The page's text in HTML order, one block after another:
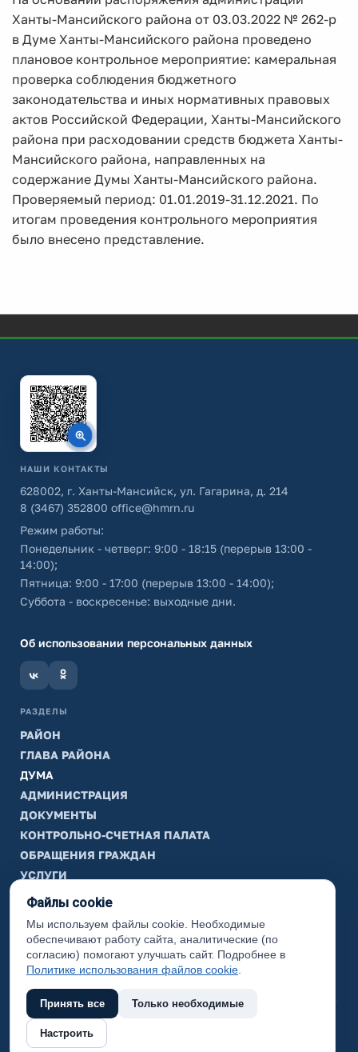
Ханты-Мансийского района от 03.03.2022 № 262-р
в Думе Ханты-Мансийского района проведено
плановое контрольное мероприятие: камеральная
проверка соблюдения бюджетного
законодательства и иных нормативных правовых
актов Российской Федерации, Ханты-Мансийского
района при расходовании средств бюджета Ханты-
Мансийского района, направленных на
содержание Думы Ханты-Мансийского района.
Проверяемый период: 01.01.2019-31.12.2021. По
итогам проведения контрольного мероприятия
было внесено представление.
НАШИ КОНТАКТЫ
628002, г. Ханты-Мансийск, ул. Гагарина, д. 214
8 (3467) 352800 office@hmrn.ru
Режим работы:
Понедельник - четверг: 9:00 - 18:15 (перерыв 13:00 -
14:00);
Пятница: 9:00 - 17:00 (перерыв 13:00 - 14:00);
Суббота - воскресенье: выходные дни.
Об использовании персональных данных
РАЗДЕЛЫ
РАЙОН
ГЛАВА РАЙОНА
ДУМА
АДМИНИСТРАЦИЯ
ДОКУМЕНТЫ
КОНТРОЛЬНО-СЧЕТНАЯ ПАЛАТА
ОБРАЩЕНИЯ ГРАЖДАН
УСЛУГИ
ТИК
ИНФОРМАЦИЯ
Законодательная карта
Карта сайта
(с) 2017 Ханты-Мансийский район, официальный сайт
администрации
Файлы cookie
Мы используем файлы cookie. Необходимые
обеспечивают работу сайта, аналитические (по
согласию) помогают улучшать сайт. Подробнее в
Политике использования файлов cookie
Принять все Только необходимые
Настроить